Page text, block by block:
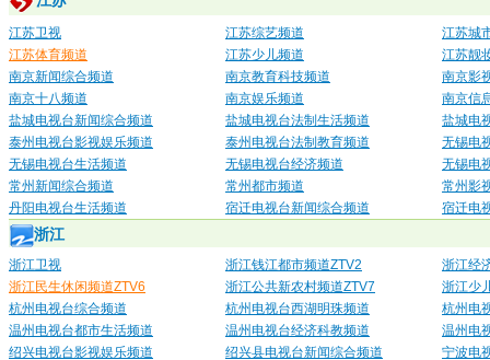
江苏卫视 江苏综艺频道
江苏城
江苏体育频道
江苏少儿频道
江苏靓
南京新闻综合频道
南京教育科技频道
南京影
南京十八频道
南京娱乐频道
南京信
盐城电视台新闻综合频道
盐城电视台法制生活频道
盐城电
泰州电视台影视娱乐频道
泰州电视台法制教育频道
无锡电
无锡电视台生活频道
无锡电视台经济频道
无锡电
常州新闻综合频道
常州都市频道
常州影
丹阳电视台生活频道
宿迁电视台新闻综合频道 宿迁电
浙江
浙江卫视 浙江钱江都市频道ZTV2
浙江经
浙江民生休闲频道ZTV6
浙江公共新农村频道ZTV7
浙江少
杭州电视台综合频道
杭州电视台西湖明珠频道
杭州电
温州电视台都市生活频道
温州电视台经济科教频道
温州电
绍兴电视台影视娱乐频道
绍兴县电视台新闻综合频道
宁波电